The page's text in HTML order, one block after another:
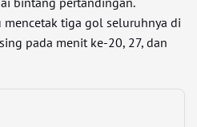
mencetak tiga gol seluruhnya di
pada menit ke-20, 27, dan